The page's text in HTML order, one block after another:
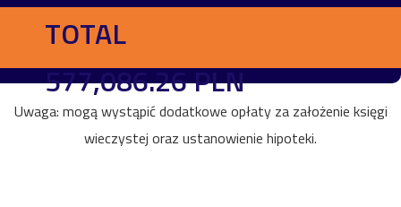
TOTAL
577,086.26 PLN
Uwaga: mogą wystąpić dodatkowe opłaty za założenie księgi
wieczystej oraz ustanowienie hipoteki.